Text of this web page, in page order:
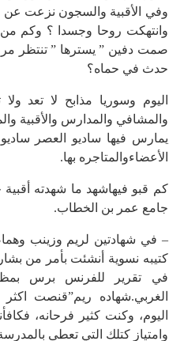
وفي الأقبية والسجون نزعت عن
وانتهكت روحا وجسدا ؟ وكم
صمت دفين ” يسترها ” تنتظر
حدث في حماه؟
اليوم وسوريا مذابح لا تعد
والمشافي والمدارس والأقبية
يمارس فيها ساديو العصر ساديو
الأعضاءوالمتاجره بها.
كم قبو فيهاشهد ما شهدته
جامع عمر بن الخطاب.
– في شهادتين لريم وزينب
كتيبه نسوية أنشئت بأمر من
في تقرير للفرنس برس
الغربي.شهاده ريم”قنصت
اليوم، وكنت كثير فرحانه،
وامتياز كتلك التي تعطى